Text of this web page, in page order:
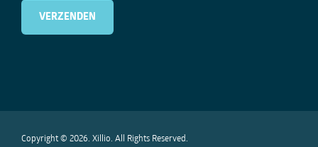
Copyright © 2026. Xillio. All Rights Reserved.